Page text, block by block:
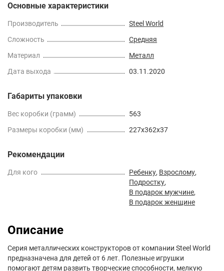
Основные характеристики
Производитель
Steel World
Сложность
Средняя
Материал
Металл
Дата выхода
03.11.2020
Габариты упаковки
Вес коробки (грамм)
563
Размеры коробки (мм)
227x362x37
Рекомендации
Для кого Ребенку, Взрослому,
Подростку,
В подарок мужчине,
В подарок женщине
Описание
Серия металлических конструкторов от компании Steel World
предназначена для детей от 6 лет. Полезные игрушки
помогают детям развить творческие способности, мелкую